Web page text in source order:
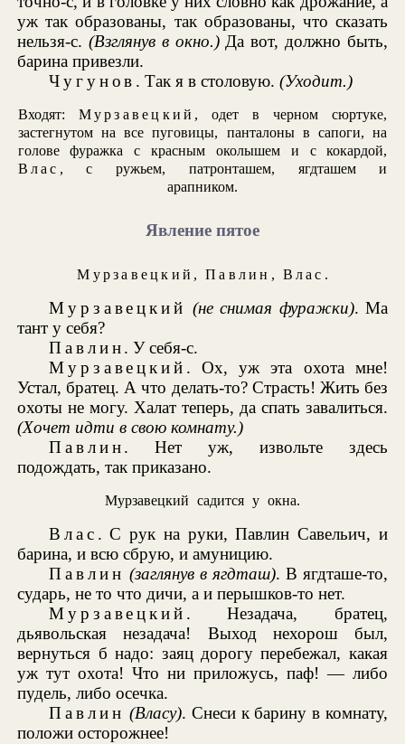
уж так образованы, так образованы, что сказать
нельзя-с. (Взглянув в окно.)Да вот, должно быть,
барина привезли.
Чугунов . Так я в столовую.(Уходит.)
Входят: Мурзавецкий , одет в черном сюртуке,
застегнутом на все пуговицы, панталоны в сапоги, на
голове фуражка с красным околышем и с кокардой,
Влас , с ружьем, патронташем, ягдташем и
арапником.
Явление пятое
Мурзавецкий ,Павлин , Влас .
Мурзавецкий (не снимая фуражки). Ма
тант у себя?
Павлин. У себя-с.
Мурзавецкий . Ох, уж эта охота мне!
Устал, братец. А что делать-то? Страсть! Жить без
охоты не могу. Халат теперь, да спать завалиться.
(Хочет идти в свою комнату.)
Павлин. Нет уж, извольте здесь
подождать, так приказано.
Мурзавецкий садится у окна.
Влас . С рук на руки, Павлин Савельич, и
барина, и всю сбрую, и амуницию.
Павлин (заглянув в ягдташ). В ягдташе-то,
сударь, не то что дичи, а и перышков-то нет.
Мурзавецкий . Незадача, братец,
дьявольская незадача! Выход нехорош был,
вернуться б надо: заяц дорогу перебежал, какая
уж тут охота! Что ни приложусь, паф! — либо
пудель, либо осечка.
Павлин (Власу). Снеси к барину в комнату,
положи осторожнее!